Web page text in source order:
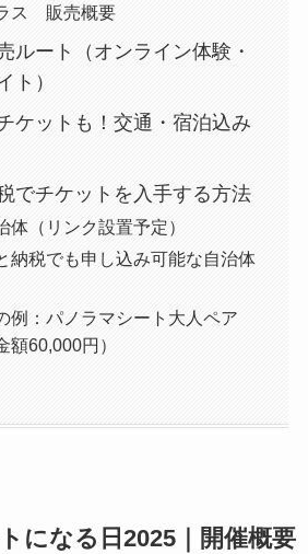
ス 販売概要
ルート（オンライン体験・
ト）
ケットも！交通・宿泊込み
でチケットを入手する方法
体（リンク設置予定）
納税でも申し込み可能な自治体
例：パノラマシート大人ペア
額60,000円）
になる日2025｜開催概要